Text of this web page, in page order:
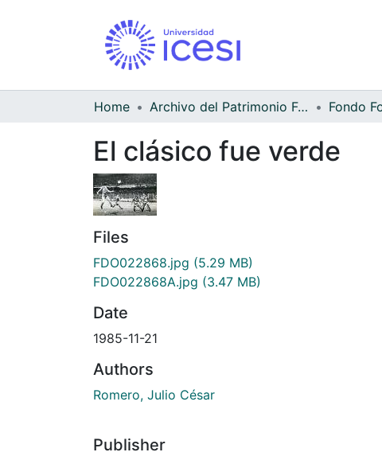
Home Archivo del Patrimonio Fotográfico y Fílmico del Valle del Cauca
El clásico fue verde
Files
FDO022868.jpg (5.29 MB)
FDO022868A.jpg (3.47 MB)
Date
1985-11-21
Authors
Romero, Julio César
Publisher